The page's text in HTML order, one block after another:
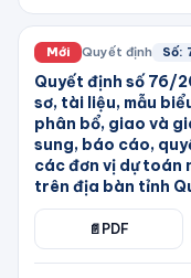
Mới Quyết định Số:
Quyết định số 76/
sơ, tài liệu, mẫu
phân bổ, giao và
sung, báo cáo,
các đơn vị dự toán
trên địa bàn tỉnh
📄 PDF